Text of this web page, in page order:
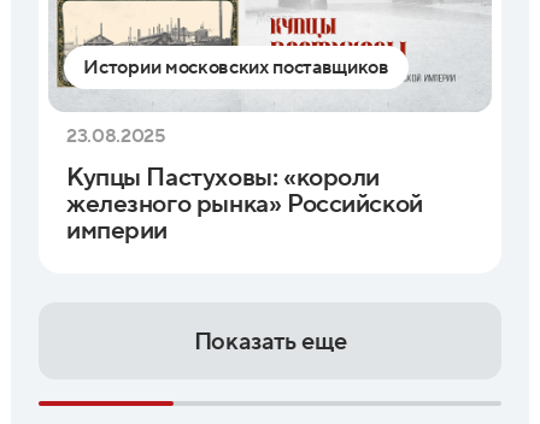
Истории московских поставщиков
23.08.2025
Купцы Пастуховы: «короли
железного рынка» Российской
империи
Показать еще